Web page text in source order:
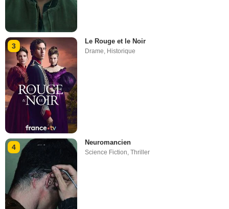
3
Le Rouge et le Noir
Drame, Historique
4
Neuromancien
Science Fiction,Thriller